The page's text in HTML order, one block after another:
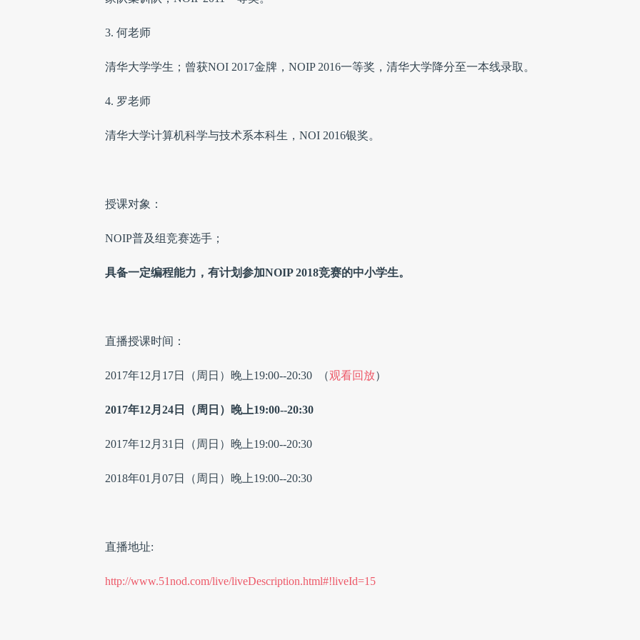
3. 何老师
清华大学学生；曾获NOI 2017金牌，NOIP 2016一等奖，清华大学降分至一本线录取。
4. 罗老师
清华大学计算机科学与技术系本科生，NOI 2016银奖。
授课对象：
NOIP普及组竞赛选手；
具备一定编程能力，有计划参加NOIP 2018竞赛的中小学生。
直播授课时间：
2017年12月17日（周日）晚上19:00--20:30 （观看回放）
2017年12月24日（周日）晚上19:00--20:30
2017年12月31日（周日）晚上19:00--20:30
2018年01月07日（周日）晚上19:00--20:30
直播地址:
http://www.51nod.com/live/liveDescription.html#!liveId=15